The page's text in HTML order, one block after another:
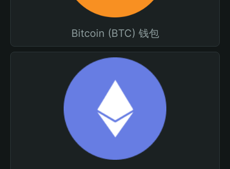
Bitcoin (BTC) 钱包